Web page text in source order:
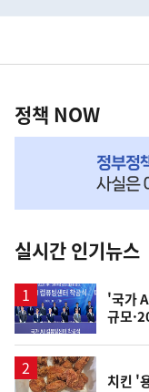
영
책
NOW,
뉴
스
정책 NOW
실시간 인기뉴스
'국가
규모
치킨 '